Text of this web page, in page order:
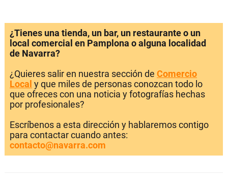
¿Tienes una tienda, un bar, un restaurante o un
local comercial en Pamplona o alguna localidad
de Navarra?
¿Quieres salir en nuestra sección de Comercio
Local y que miles de personas conozcan todo lo
que ofreces con una noticia y fotografías hechas
por profesionales?
Escríbenos a esta dirección y hablaremos contigo
para contactar cuando antes:
contacto@navarra.com